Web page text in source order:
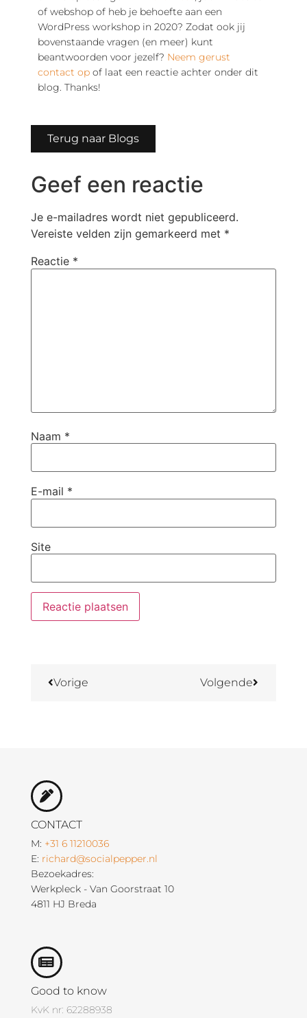
of webshop of heb je behoefte aan een
WordPress workshop in 2020? Zodat ook jij
bovenstaande vragen (en meer) kunt
beantwoorden voor jezelf? Neem gerust
contact opof laat een reactie achter onder dit
blog. Thanks!
Terug naar Blogs
Geef een reactie
Je e-mailadres wordt niet gepubliceerd.
Vereiste velden zijn gemarkeerd met *
Reactie *
Naam *
E-mail *
Site
Vorige Volgende
CONTACT
M: +31 6 11210036
E: richard@socialpepper.nl
Bezoekadres:
Werkpleck - Van Goorstraat 10
4811 HJ Breda
Good to know
KvK nr: 62288938